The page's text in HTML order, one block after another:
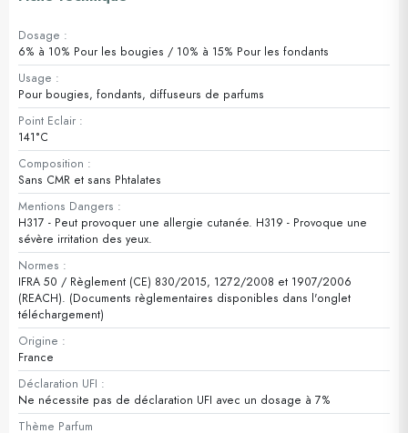
Dosage :
6% à 10% Pour les bougies / 10% à 15% Pour les fondants
Usage :
Pour bougies, fondants, diffuseurs de parfums
Point Eclair :
141°C
Composition :
Sans CMR et sans Phtalates
Mentions Dangers :
H317 - Peut provoquer une allergie cutanée. H319 - Provoque une
sévère irritation des yeux.
Normes :
IFRA 50 / Règlement (CE) 830/2015, 1272/2008 et 1907/2006
(REACH). (Documents règlementaires disponibles dans l'onglet
téléchargement)
Origine :
France
Déclaration UFI :
Ne nécessite pas de déclaration UFI avec un dosage à 7%
Thème Parfum